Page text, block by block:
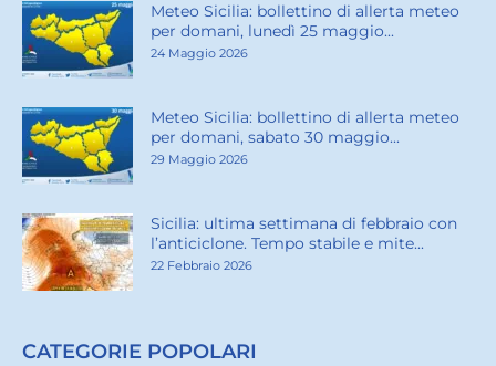
Meteo Sicilia: bollettino di allerta meteo
per domani, lunedì 25 maggio...
24 Maggio 2026
Meteo Sicilia: bollettino di allerta meteo
per domani, sabato 30 maggio...
29 Maggio 2026
Sicilia: ultima settimana di febbraio con
l’anticiclone. Tempo stabile e mite...
22 Febbraio 2026
CATEGORIE POPOLARI